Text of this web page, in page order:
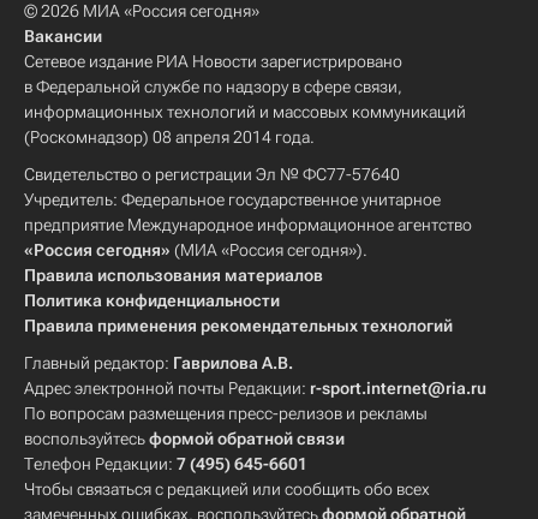
© 2026 МИА «Россия сегодня»
Вакансии
Сетевое издание РИА Новости зарегистрировано
в Федеральной службе по надзору в сфере связи,
информационных технологий и массовых коммуникаций
(Роскомнадзор) 08 апреля 2014 года.
Свидетельство о регистрации Эл № ФС77-57640
Учредитель: Федеральное государственное унитарное
предприятие Международное информационное агентство
«Россия сегодня» (МИА «Россия сегодня»).
Правила использования материалов
Политика конфиденциальности
Правила применения рекомендательных технологий
Главный редактор: Гаврилова А.В.
Адрес электронной почты Редакции: r-sport.internet@ria.ru
По вопросам размещения пресс-релизов и рекламы
воспользуйтесьформой обратной связи
Телефон Редакции: 7 (495) 645-6601
Чтобы связаться с редакцией или сообщить обо всех
замеченных ошибках, воспользуйтесьформой обратной